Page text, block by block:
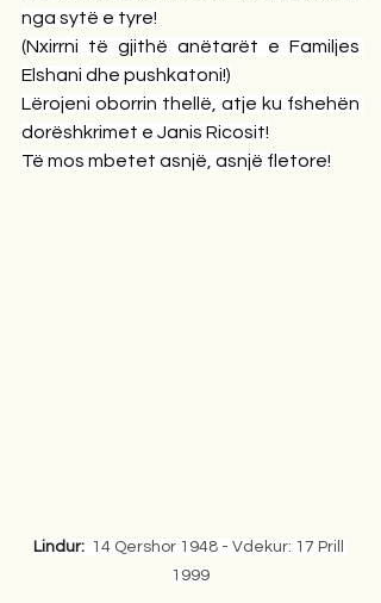
nga sytë e tyre!
(Nxirrni të gjithë anëtarët e Familjes
Elshani dhe pushkatoni!)
Lërojeni oborrin thellë, atje ku fshehën
dorëshkrimet e Janis Ricosit!
Të mos mbetet asnjë, asnjë fletore!
Lindur: 14 Qershor 1948 - Vdekur: 17 Prill
1999